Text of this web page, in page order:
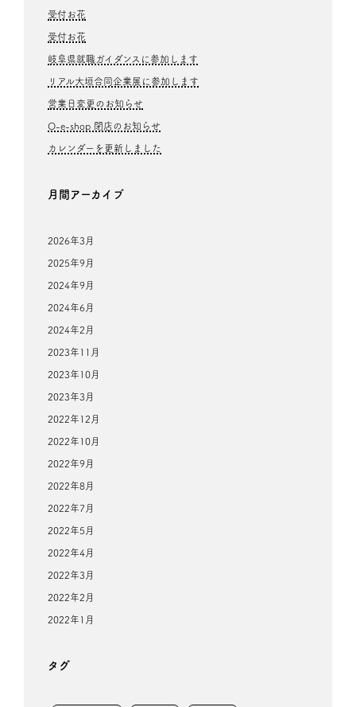
受付お花
受付お花
岐阜県就職ガイダンスに参加します
リアル大垣合同企業展に参加します
営業日変更のお知らせ
O-e-shop 閉店のお知らせ
カレンダーを更新しました
月間アーカイブ
2026年3月
2025年9月
2024年9月
2024年6月
2024年2月
2023年11月
2023年10月
2023年3月
2022年12月
2022年10月
2022年9月
2022年8月
2022年7月
2022年5月
2022年4月
2022年3月
2022年2月
2022年1月
タグ